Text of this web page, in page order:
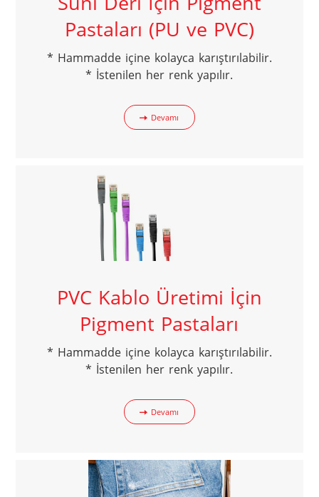
Pastaları (PU ve PVC)
* Hammadde içine kolayca karıştırılabilir.
* İstenilen her renk yapılır.
Devamı
PVC Kablo Üretimi İçin
Pigment Pastaları
* Hammadde içine kolayca karıştırılabilir.
* İstenilen her renk yapılır.
Devamı